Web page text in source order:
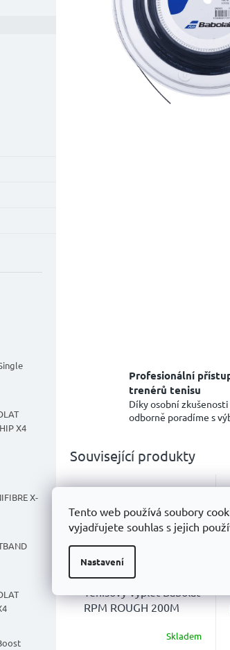
Tento web používá soubory
vyjadřujete souhlas s jejich
Nastavení
X4
X-
Profesionální
trenérů tenisu
Díky osobní zkušenosti
odborně poradíme s
Související produkty
Tenisový výplet Babolat
RPM ROUGH 200M
Skladem